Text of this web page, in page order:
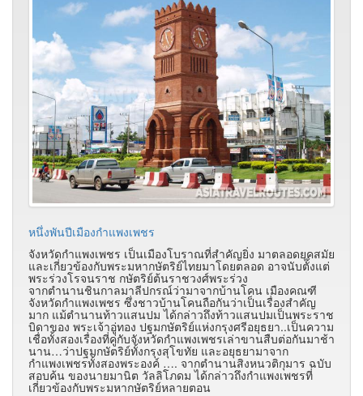
หนึ่งพันปีเมืองกำแพงเพชร
จังหวัดกำแพงเพชร เป็นเมืองโบราณที่สำคัญยิ่ง มาตลอดยุคสมัย
และเกี่ยวข้องกับพระมหากษัตริย์ไทยมาโดยตลอด อาจนับตั้งแต่
พระร่วงโรจนราช กษัตริย์ต้นราชวงศ์พระร่วง
จากตำนานชินกาลมาลีปกรณ์ว่ามาจากบ้านโคน เมืองคณฑี
จังหวัดกำแพงเพชร ซึ่งชาวบ้านโคนถือกันว่าเป็นเรื่องสำคัญ
มาก แม้ตำนานท้าวแสนปม ได้กล่าวถึงท้าวแสนปมเป็นพระราช
บิดาของ พระเจ้าอู่ทอง ปฐมกษัตริย์แห่งกรุงศรีอยุธยา..เป็นความ
เชื่อทั้งสองเรื่องที่คู่กับจังหวัดกำแพงเพชรเล่าขานสืบต่อกันมาช้า
นาน…ว่าปฐมกษัตริย์ทั้งกรุงสุโขทัย และอยุธยามาจาก
กำแพงเพชรทั้งสองพระองค์ …. จากตำนานสิงหนวติกุมาร ฉบับ
สอบค้น ของนายมานิต วัลลิโภดม ได้กล่าวถึงกำแพงเพชรที่
เกี่ยวข้องกับพระมหากษัตริย์หลายตอน